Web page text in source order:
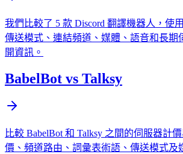
我們比較了 5 款 Discord 翻譯機器人，使
傳送模式、連結頻道、媒體、語音和長期
開資訊。
BabelBot vs Talksy
比較 BabelBot 和 Talksy 之間的伺服器計
價、頻道路由、詞彙表術語、傳送模式及